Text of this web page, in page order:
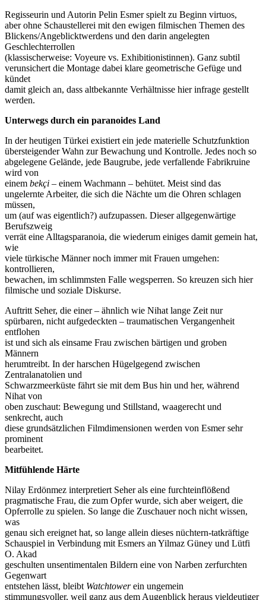
Regisseurin und Autorin Pelin Esmer spielt zu Beginn virtuos,
aber ohne Schaustellerei mit den ewigen filmischen Themen des
Blickens/Angeblicktwerdens und den darin angelegten
Geschlechterrollen
(klassischerweise: Voyeure vs. Exhibitionistinnen). Ganz subtil
verunsichert die Montage dabei klare geometrische Gefüge und
kündet
damit gleich an, dass altbekannte Verhältnisse hier infrage gestellt
werden.
Unterwegs durch ein paranoides Land
In der heutigen Türkei existiert ein jede materielle Schutzfunktion
übersteigender Wahn zur Bewachung und Kontrolle. Jedes noch so
abgelegene Gelände, jede Baugrube, jede verfallende Fabrikruine
wird von
einem bekçi – einem Wachmann – behütet. Meist sind das
ungelernte Arbeiter, die sich die Nächte um die Ohren schlagen
müssen,
um (auf was eigentlich?) aufzupassen. Dieser allgegenwärtige
Berufszweig
verrät eine Alltagsparanoia, die wiederum einiges damit gemein hat,
wie
viele türkische Männer noch immer mit Frauen umgehen:
kontrollieren,
bewachen, im schlimmsten Falle wegsperren. So kreuzen sich hier
filmische und soziale Diskurse.
Auftritt Seher, die einer – ähnlich wie Nihat lange Zeit nur
spürbaren, nicht aufgedeckten – traumatischen Vergangenheit
entflohen
ist und sich als einsame Frau zwischen bärtigen und groben
Männern
herumtreibt. In der harschen Hügelgegend zwischen
Zentralanatolien und
Schwarzmeerküste fährt sie mit dem Bus hin und her, während
Nihat von
oben zuschaut: Bewegung und Stillstand, waagerecht und
senkrecht, auch
diese grundsätzlichen Filmdimensionen werden von Esmer sehr
prominent
bearbeitet.
Mitfühlende Härte
Nilay Erdönmez interpretiert Seher als eine furchteinflößend
pragmatische Frau, die zum Opfer wurde, sich aber weigert, die
Opferrolle zu spielen. So lange die Zuschauer noch nicht wissen,
was
genau sich ereignet hat, so lange allein dieses nüchtern-tatkräftige
Schauspiel in Verbindung mit Esmers an Yilmaz Güney und Lütfi
O. Akad
geschulten unsentimentalen Bildern eine von Narben zerfurchten
Gegenwart
entstehen lässt, bleibt Watchtowerein ungemein
stimmungsvoller, weil ganz aus dem Augenblick heraus vieldeutiger